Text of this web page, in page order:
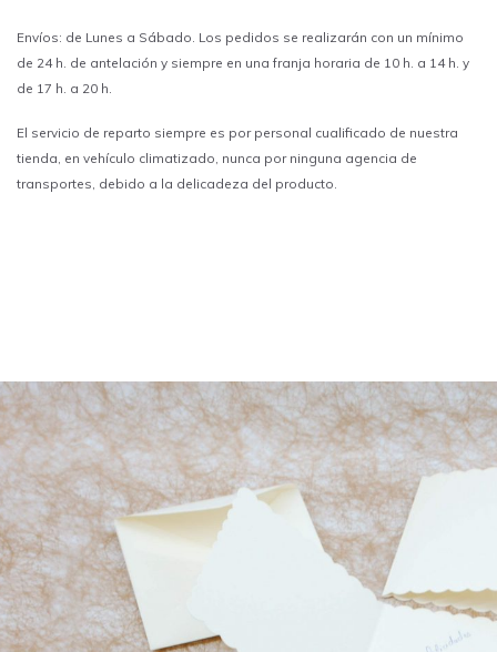
Envíos: de Lunes a Sábado. Los pedidos se realizarán con un mínimo
de 24 h. de antelación y siempre en una franja horaria de 10 h. a 14 h. y
de 17 h. a 20 h.
El servicio de reparto siempre es por personal cualificado de nuestra
tienda, en vehículo climatizado, nunca por ninguna agencia de
transportes, debido a la delicadeza del producto.